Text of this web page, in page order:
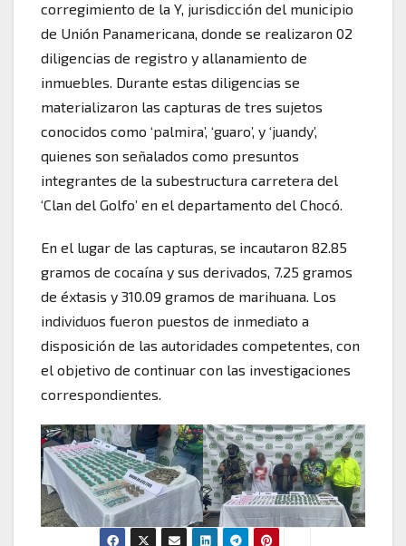
corregimiento de la Y, jurisdicción del municipio
de Unión Panamericana, donde se realizaron 02
diligencias de registro y allanamiento de
inmuebles. Durante estas diligencias se
materializaron las capturas de tres sujetos
conocidos como ‘palmira’, ‘guaro’, y ‘juandy’,
quienes son señalados como presuntos
integrantes de la subestructura carretera del
‘Clan del Golfo’ en el departamento del Chocó.
En el lugar de las capturas, se incautaron 82.85
gramos de cocaína y sus derivados, 7.25 gramos
de éxtasis y 310.09 gramos de marihuana. Los
individuos fueron puestos de inmediato a
disposición de las autoridades competentes, con
el objetivo de continuar con las investigaciones
correspondientes.